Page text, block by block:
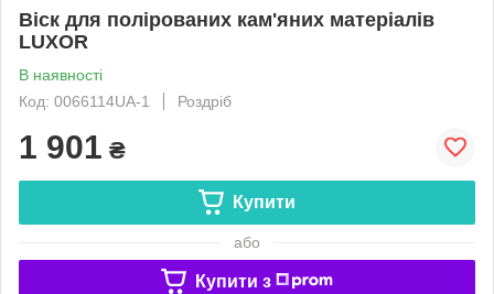
Віск для полірованих кам'яних матеріалів
LUXOR
В наявності
Код: 0066114UA-1
Роздріб
1 901 ₴
Купити
або
Купити з